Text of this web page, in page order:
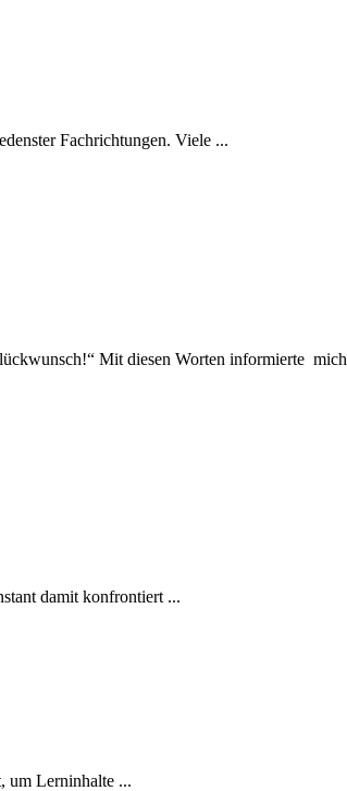
Fachrichtungen. Viele ...
Mit diesen Worten informierte mich
damit konfrontiert ...
um Lerninhalte ...